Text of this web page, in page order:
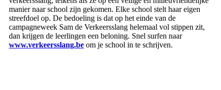
manier naar school zijn gekomen. Elke school stelt haar eigen
streefdoel op. De bedoeling is dat op het einde van de
campagneweek Sam de Verkeersslang helemaal vol stippen zit,
dan krijgen de leerlingen een beloning. Snel surfen naar
www.verkeersslang.be om je school in te schrijven.